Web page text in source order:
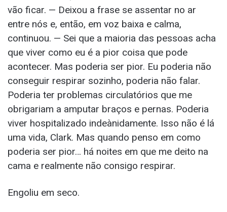
vão ficar. — Deixou a frase se assentar no ar
entre nós e, então, em voz baixa e calma,
continuou. — Sei que a maioria das pessoas acha
que viver como eu é a pior coisa que pode
acontecer. Mas poderia ser pior. Eu poderia não
conseguir respirar sozinho, poderia não falar.
Poderia ter problemas circulatórios que me
obrigariam a amputar braços e pernas. Poderia
viver hospitalizado indeànidamente. Isso não é lá
uma vida, Clark. Mas quando penso em como
poderia ser pior… há noites em que me deito na
cama e realmente não consigo respirar.
Engoliu em seco.